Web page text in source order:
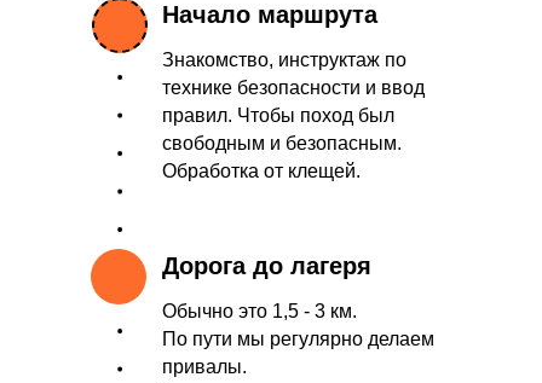
Знакомство, инструктаж по
технике безопасности и ввод
правил. Чтобы поход был
свободным и безопасным.
Обработка от клещей.
Начало маршрута
Дорога до лагеря
Обычно это 1,5 - 3 км.
По пути мы регулярно делаем
привалы.